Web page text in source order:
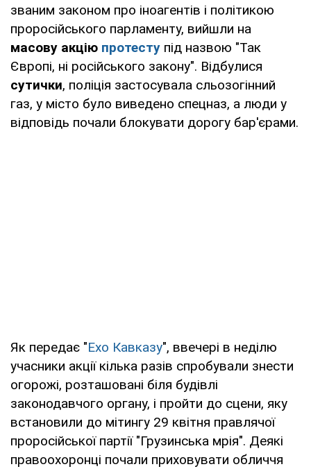
званим законом про іноагентів і політикою
проросійського парламенту, вийшли на
масову акцію протесту під назвою "Так
Європі, ні російського закону". Відбулися
сутички, поліція застосувала сльозогінний
газ, у місто було виведено спецназ, а люди у
відповідь почали блокувати дорогу бар'єрами.
Як передає "Ехо Кавказу", ввечері в неділю
учасники акції кілька разів спробували знести
огорожі, розташовані біля будівлі
законодавчого органу, і пройти до сцени, яку
встановили до мітингу 29 квітня правлячої
проросійської партії "Грузинська мрія". Деякі
правоохоронці почали приховувати обличчя